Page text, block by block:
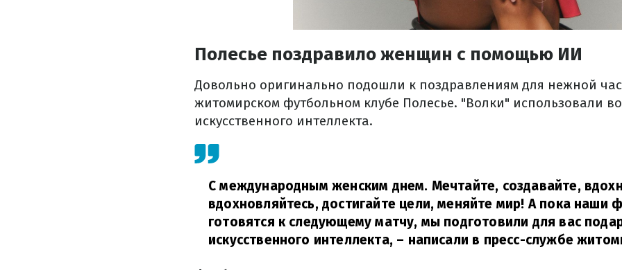
Полесье поздравило женщин с помощью ИИ
Довольно оригинально подошли к поздравлениям для нежной
житомирском футбольном клубе Полесье. "Волки" использовали
искусственного интеллекта.
С международным женским днем. Мечтайте, создавайте,
вдохновляйтесь, достигайте цели, меняйте мир! А пока наши
готовятся к следующему матчу, мы подготовили для вас
искусственного интеллекта, – написали в пресс-службе